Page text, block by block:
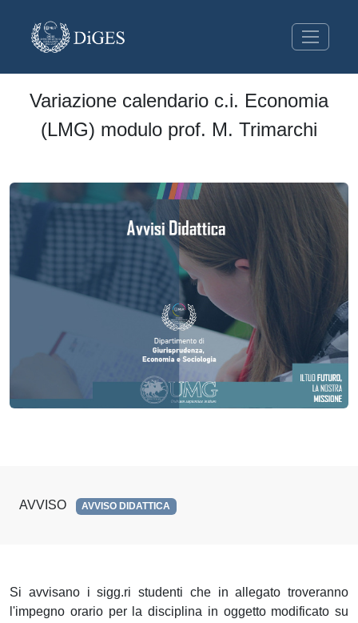
Variazione calendario c.i. Economia
(LMG) modulo prof. M. Trimarchi
AVVISO AVVISO DIDATTICA
Si avvisano i sigg.ri studenti che in allegato troveranno
l'impegno orario per la disciplina in oggetto modificato su